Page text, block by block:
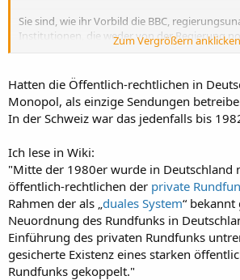
Sie sind, wie ihr Vorbild die BBC,
Institutionen, die weder von der Regierung
Parlamenten kontrolliert werden.
Zum Vergrößern
Hatten die Öffentlich-rechtlichen in
Monopol, als einzige Sendungen
In der Schweiz war das jedenfalls bis
Ich lese in Wiki:
"Mitte der 1980er wurde in Deutschland
öffentlich-rechtlichen der private
Rahmen der als „duales System“
Neuordnung des Rundfunks in
Einführung des privaten Rundfunks
gesicherte Existenz eines starken
Rundfunks gekoppelt."